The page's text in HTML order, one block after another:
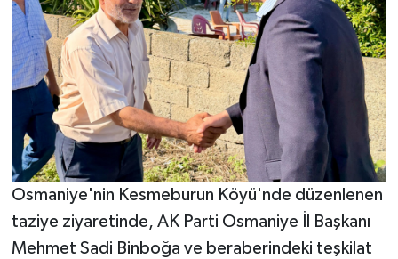
Osmaniye'nin Kesmeburun Köyü'nde düzenlenen
taziye ziyaretinde, AK Parti Osmaniye İl Başkanı
Mehmet Sadi Binboğa ve beraberindeki teşkilat